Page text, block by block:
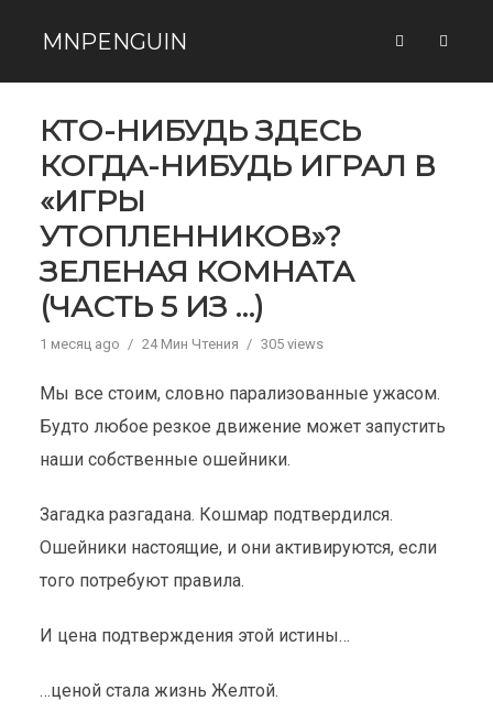
MNPENGUIN
КТО-НИБУДЬ ЗДЕСЬ
КОГДА-НИБУДЬ ИГРАЛ В
«ИГРЫ
УТОПЛЕННИКОВ»?
ЗЕЛЕНАЯ КОМНАТА
(ЧАСТЬ 5 ИЗ …)
1 месяц ago 24 Мин Чтения 305 views
Мы все стоим, словно парализованные ужасом.
Будто любое резкое движение может запустить
наши собственные ошейники.
Загадка разгадана. Кошмар подтвердился.
Ошейники настоящие, и они активируются, если
того потребуют правила.
И цена подтверждения этой истины…
…ценой стала жизнь Желтой.